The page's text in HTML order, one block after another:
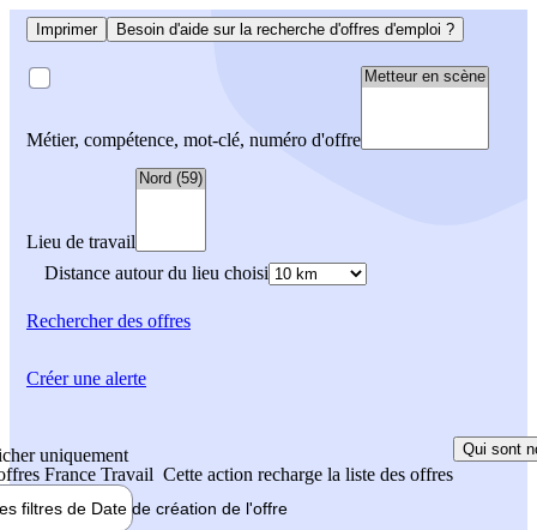
Imprimer Besoin d'aide sur la recherche d'offres d'emploi ?
Métier, compétence, mot-clé, numéro d'offre
Lieu de travail
Distance autour du lieu choisi
Rechercherdes offres
uniquement
France Travail Cette action recharge la liste des offres
Qui sont
filtres de Date de création de l'offre
Créer une alerte